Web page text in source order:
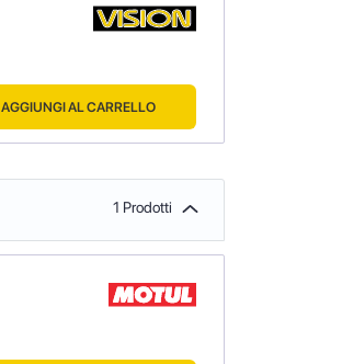
AGGIUNGI AL CARRELLO
1 Prodotti